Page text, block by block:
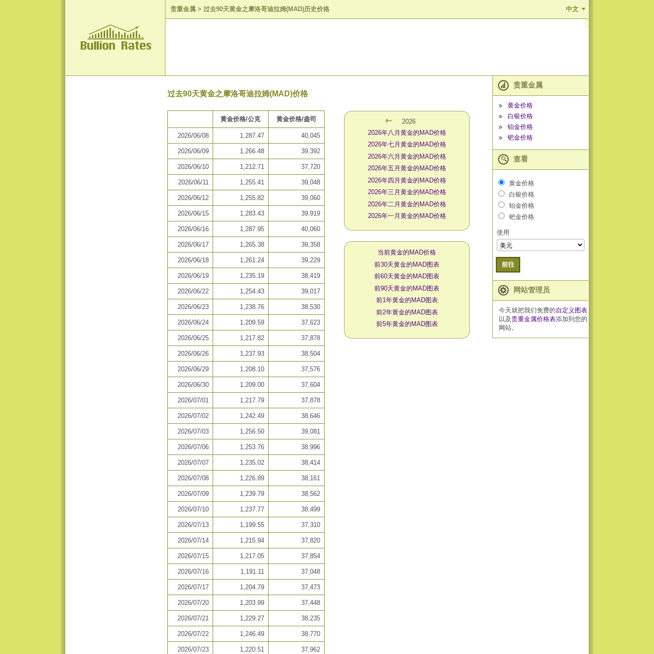
贵重金属 > 过去90天黄金之摩洛哥迪拉姆(MAD)历史价格 中文
过去90天黄金之摩洛哥迪拉姆(MAD)价格
黄金价格/公克 黄金价格/盎司
2026/06/08 1,287.47 40,045
2026/06/09 1,266.48 39,392
2026/06/10 1,212.71 37,720
2026/06/11 1,255.41 39,048
2026/06/12 1,255.82 39,060
2026/06/15 1,283.43 39,919
2026/06/16 1,287.95 40,060
2026/06/17 1,265.38 39,358
2026/06/18 1,261.24 39,229
2026/06/19 1,235.19 38,419
2026/06/22 1,254.43 39,017
2026/06/23 1,238.76 38,530
2026/06/24 1,209.59 37,623
2026/06/25 1,217.82 37,878
2026/06/26 1,237.93 38,504
2026/06/29 1,208.10 37,576
2026/06/30 1,209.00 37,604
2026/07/01 1,217.79 37,878
2026/07/02 1,242.49 38,646
2026/07/03 1,256.50 39,081
2026/07/06 1,253.76 38,996
2026/07/07 1,235.02 38,414
2026/07/08 1,226.89 38,161
2026/07/09 1,239.79 38,562
2026/07/10 1,237.77 38,499
2026/07/13 1,199.55 37,310
2026/07/14 1,215.94 37,820
2026/07/15 1,217.05 37,854
2026/07/16 1,191.11 37,048
2026/07/17 1,204.79 37,473
2026/07/20 1,203.99 37,448
2026/07/21 1,229.27 38,235
2026/07/22 1,246.49 38,770
2026/07/23 1,220.51 37,962
2026
2026年八月黄金的MAD价格
2026年七月黄金的MAD价格
2026年六月黄金的MAD价格
2026年五月黄金的MAD价格
2026年四月黄金的MAD价格
2026年三月黄金的MAD价格
2026年二月黄金的MAD价格
2026年一月黄金的MAD价格
当前黄金的MAD价格
前30天黄金的MAD图表
前60天黄金的MAD图表
前90天黄金的MAD图表
前1年黄金的MAD图表
前2年黄金的MAD图表
前5年黄金的MAD图表
贵重金属
黄金价格
白银价格
铂金价格
钯金价格
查看
黄金价格
白银价格
铂金价格
钯金价格
使用
前往
网站管理员
今天就把我们免费的自定义图表
以及贵重金属价格表添加到您的
网站。